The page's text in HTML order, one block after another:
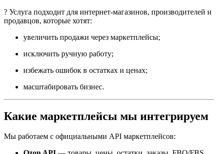
? Услуга подходит для интернет-магазинов, производителей и
продавцов, которые хотят:
увеличить продажи через маркетплейсы;
исключить ручную работу;
избежать ошибок в остатках и ценах;
масштабировать бизнес.
Какие маркетплейсы мы интегрируем
Мы работаем с официальными API маркетплейсов: